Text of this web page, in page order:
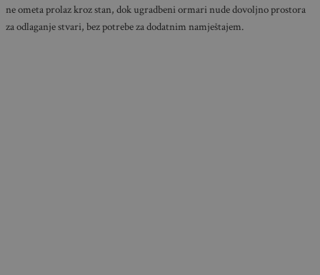
ne ometa prolaz kroz stan, dok ugradbeni ormari nude dovoljno prostora
za odlaganje stvari, bez potrebe za dodatnim namještajem.